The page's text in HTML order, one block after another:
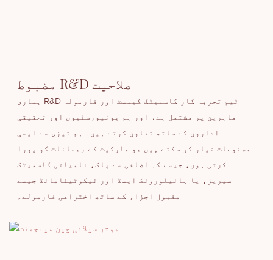
مضبوط R&D صلاحیت
ہماری R&D ٹیم تجربہ کار کاسمیٹک کیمسٹ اور فارمولہ
ماہرین پر مشتمل ہے، اور ہم یونیورسٹیوں اور تحقیقی
اداروں کے ساتھ تعاون کرتے ہیں۔ ہم تیزی سے ایسی
مصنوعات تیار کر سکتے ہیں جو مارکیٹ کے رجحانات کو پورا
کرتی ہوں، جیسے کہ اضافی سے پاک، نامیاتی کاسمیٹک
سیریز، یا ہائیلورونک ایسڈ اور نیکوٹینامائڈ جیسے
مقبول اجزاء کے ساتھ اختراعی فارمولے۔